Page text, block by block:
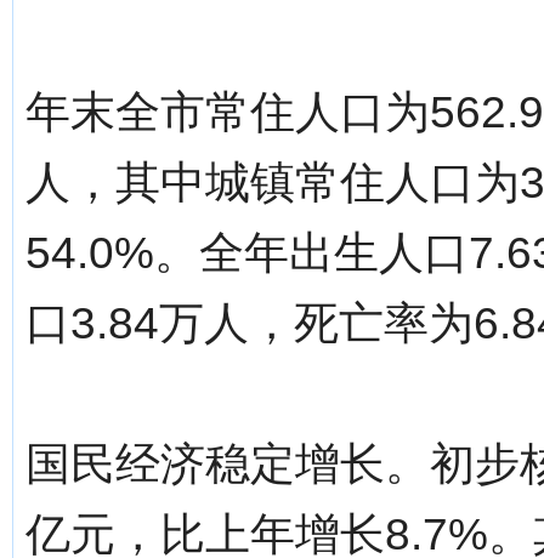
年末全市常住人口为
人，其中城镇常住人口
54.0%。全年出生人口
口3.84万人，死亡率为
国民经济稳定增长。初
亿元，比上年增长8.7%